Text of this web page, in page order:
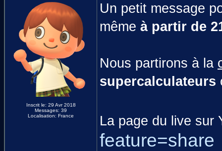
Inscrit le: 29 Avr 2018
Messages: 39
Localisation: France
Un petit message
même à partir de
Nous partirons à la
supercalculateurs
La page du live sur
feature=share